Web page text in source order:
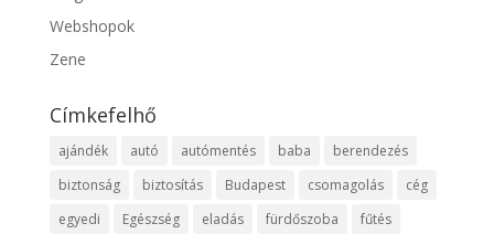
Webshopok
Zene
Címkefelhő
ajándék autó autómentés baba
berendezés
biztonság
biztosítás Budapest csomagolás
cég
egyedi
Egészség eladás fürdőszoba fűtés